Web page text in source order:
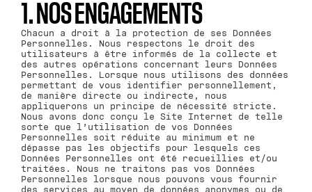
1. NOS ENGAGEMENTS
Chacun a droit à la protection de ses Données
Personnelles. Nous respectons le droit des
utilisateurs à être informés de la collecte et
des autres opérations concernant leurs Données
Personnelles. Lorsque nous utilisons des données
permettant de vous identifier personnellement,
de manière directe ou indirecte, nous
appliquerons un principe de nécessité stricte.
Nous avons donc conçu le Site Internet de telle
sorte que l’utilisation de vos Données
Personnelles soit réduite au minimum et ne
dépasse pas les objectifs pour lesquels ces
Données Personnelles ont été recueillies et/ou
traitées. Nous ne traitons pas vos Données
Personnelles lorsque nous pouvons vous fournir
des services au moyen de données anonymes ou de